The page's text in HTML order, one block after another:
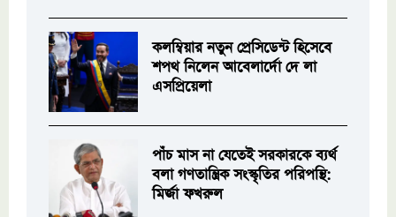
কলম্বিয়ার নতুন প্রেসিডেন্ট হিসেবে
শপথ নিলেন আবেলার্দো দে লা
এসপ্রিয়েলা
পাঁচ মাস না যেতেই সরকারকে ব্যর্থ
বলা গণতান্ত্রিক সংস্কৃতির পরিপন্থি:
মির্জা ফখরুল